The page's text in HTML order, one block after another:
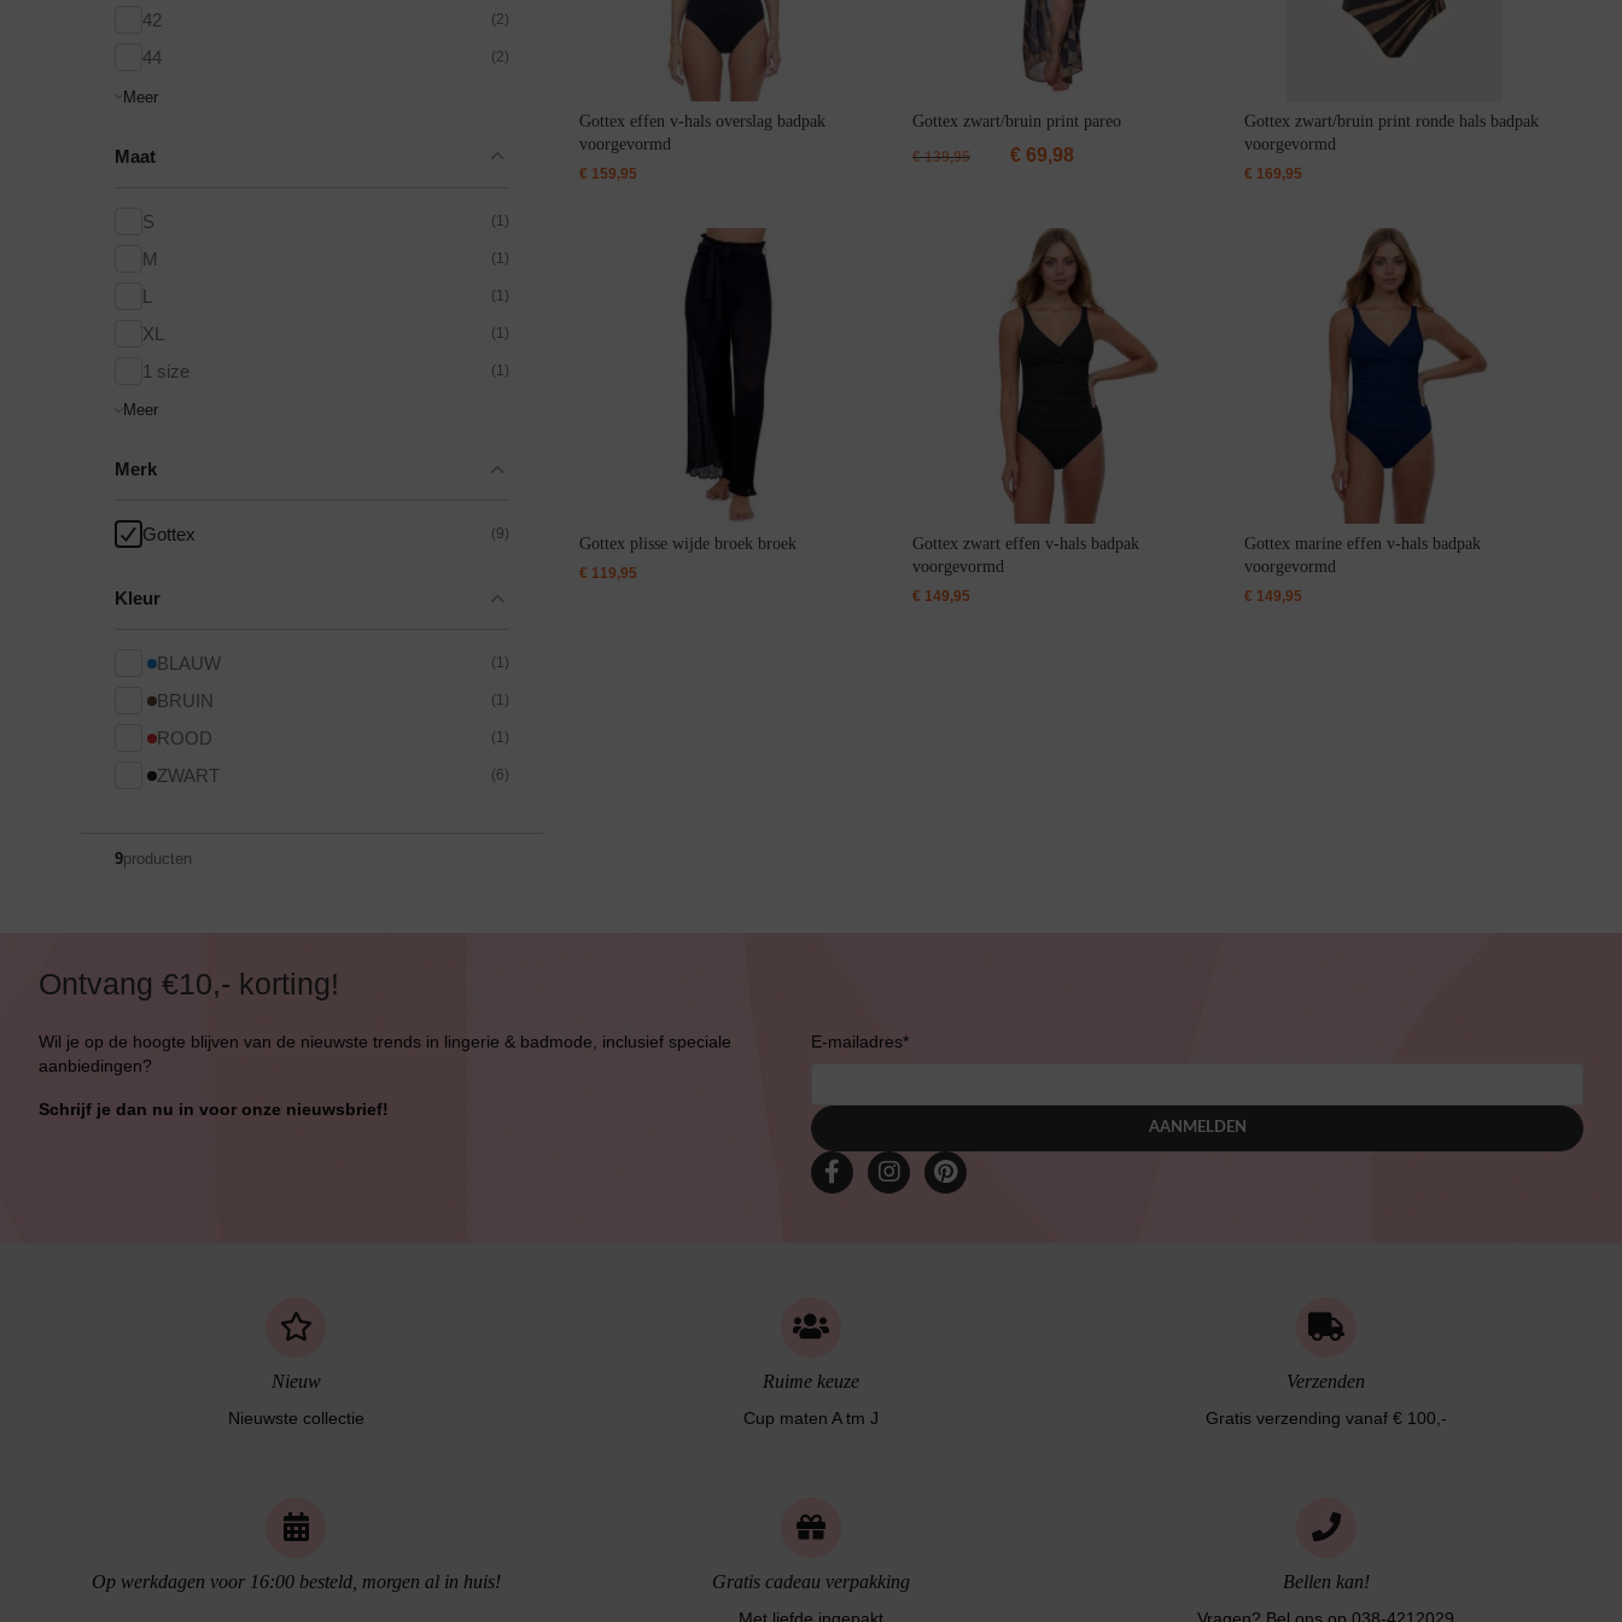
42 (2)
44 (2)
Meer
Maat
S (1)
M (1)
L (1)
XL (1)
1 size (1)
Meer
Merk
Gottex (9)
Kleur
BLAUW (1)
BRUIN (1)
ROOD (1)
ZWART (6)
9producten
Gottex effen v-hals overslag badpak
voorgevormd
€ 159,95
Gottex zwart/bruin print pareo
€139,95 €69,98
Gottex zwart/bruin print ronde hals badpak
voorgevormd
€ 169,95
Gottex plisse wijde broek broek
€ 119,95
Gottex zwart effen v-hals badpak
voorgevormd
€ 149,95
Gottex marine effen v-hals badpak
voorgevormd
€ 149,95
Ontvang €10,- korting!
Wil je op de hoogte blijven van de nieuwste trends in lingerie & badmode, inclusief speciale
aanbiedingen?
Schrijf je dan nu in voor onze nieuwsbrief!
E-mailadres*
AANMELDEN
Nieuw
Nieuwste collectie
Ruime keuze
Cup maten A tm J
Verzenden
Gratis verzending vanaf € 100,-
Op werkdagen voor 16:00 besteld, morgen al in huis! Gratis cadeau verpakking Bellen kan!
Bikini Push-Up
Bikini Met Beugel